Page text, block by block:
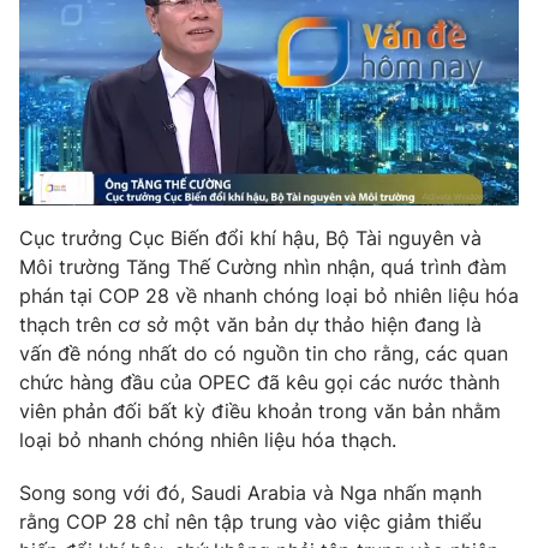
Email:
toasoan@vtv.vn
Liên hệ quảng cáo:024-7300.7108
® Cấm sao chép dưới mọi hình thức nếu không có sự chấp
thuận bằng văn bản. Ghi rõ nguồn VTV.vn khi phát hành lại
thông tin từ website này.
Cục trưởng Cục Biến đổi khí hậu, Bộ Tài nguyên và
Môi trường Tăng Thế Cường nhìn nhận, quá trình đàm
phán tại COP 28 về nhanh chóng loại bỏ nhiên liệu hóa
thạch trên cơ sở một văn bản dự thảo hiện đang là
vấn đề nóng nhất do có nguồn tin cho rằng, các quan
chức hàng đầu của OPEC đã kêu gọi các nước thành
viên phản đối bất kỳ điều khoản trong văn bản nhằm
loại bỏ nhanh chóng nhiên liệu hóa thạch.
Song song với đó, Saudi Arabia và Nga nhấn mạnh
rằng COP 28 chỉ nên tập trung vào việc giảm thiểu